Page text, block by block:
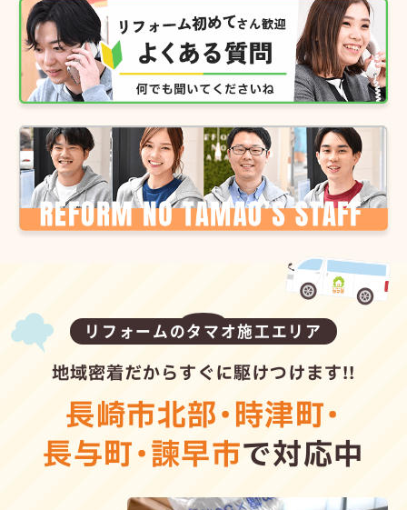
リフォームのタマオ施工エリア
地域密着だからすぐに駆けつけます!!
長崎市北部・時津町・
長与町・諫早市で対応中